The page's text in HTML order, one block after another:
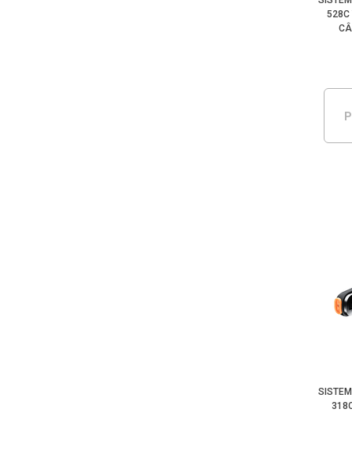
528C